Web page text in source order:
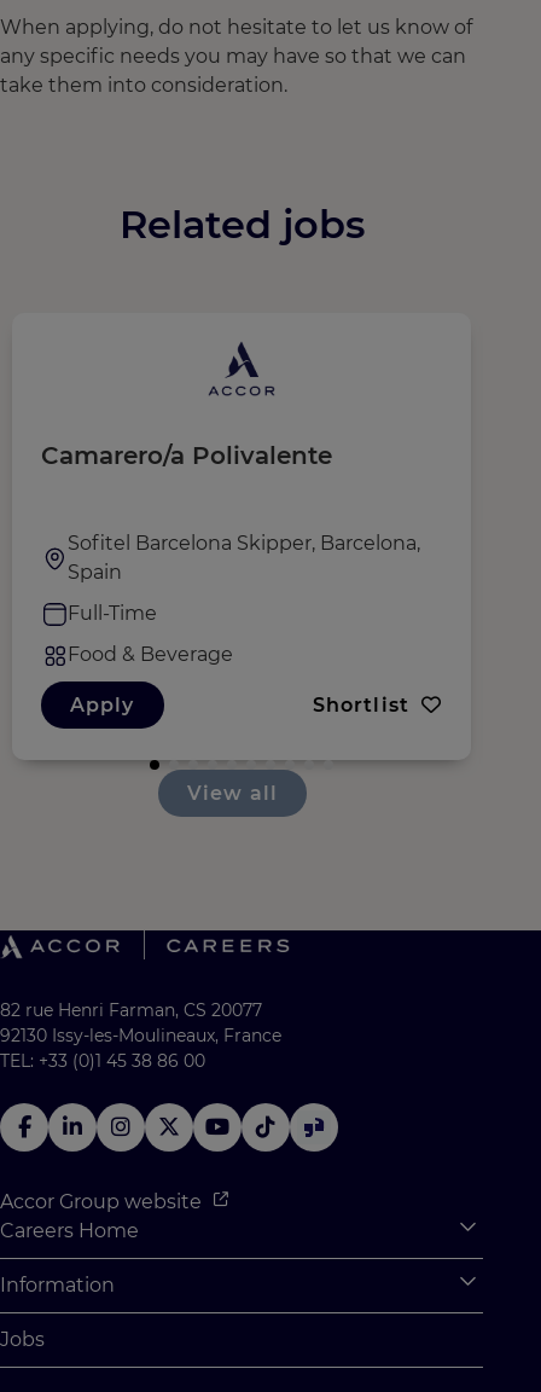
When applying, do not hesitate to let us know of
any specific needs you may have so that we can
take them into consideration.
Related jobs
Camarero/a Polivalente
Sofitel Barcelona Skipper, Barcelona,
Spain
Full-Time
Food & Beverage
Apply Shortlist
View all
82 rue Henri Farman, CS 20077
92130 Issy-les-Moulineaux, France
TEL: +33 (0)1 45 38 86 00
Accor Group website
Careers Home
Why Join Accor
Student Opportunities
Information
Cookie Settings
Jobs